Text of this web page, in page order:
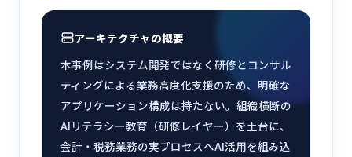
アーキテクチャの概要
本事例はシステム開発ではなく研修とコンサル
ティングによる業務高度化支援のため、明確な
アプリケーション構成は持たない。組織横断の
AIリテラシー教育（研修レイヤー）を土台に、
会計・税務業務の実プロセスへAI活用を組み込